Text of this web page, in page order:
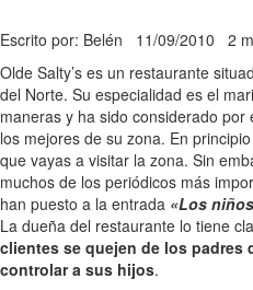
Escrito por: Belén 11/09/2010 2
Olde Salty’s es un restaurante
del Norte. Su especialidad es el
maneras y ha sido considerado
los mejores de su zona. En
que vayas a visitar la zona. Sin
muchos de los periódicos más
han puesto a la entrada «Los
La dueña del restaurante lo tiene
clientes se quejen de los padres
controlar a sus hijos.